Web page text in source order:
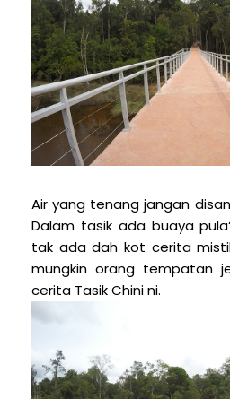
Air yang tenang jangan
Dalam tasik ada buaya
tak ada dah kot cerita
mungkin orang tempatan
cerita Tasik Chini ni.